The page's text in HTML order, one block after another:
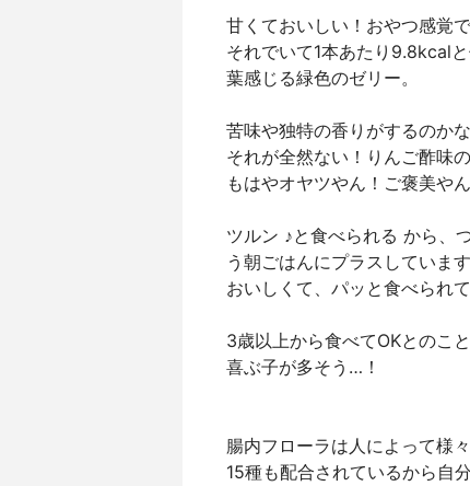
甘くておいしい！おやつ感覚
それでいて1本あたり9.8kcal
葉感じる緑色のゼリー。
苦味や独特の香りがするのか
それが全然ない！りんご酢味
もはやオヤツやん！ご褒美やん
ツルン ♪と食べられる から、⁡
う朝ごはんにプラスしています
おいしくて、パッと食べられ
3歳以上から食べてOKとのこ
喜ぶ子が多そう…！
腸内フローラは人によって様々
15種も配合されているから自